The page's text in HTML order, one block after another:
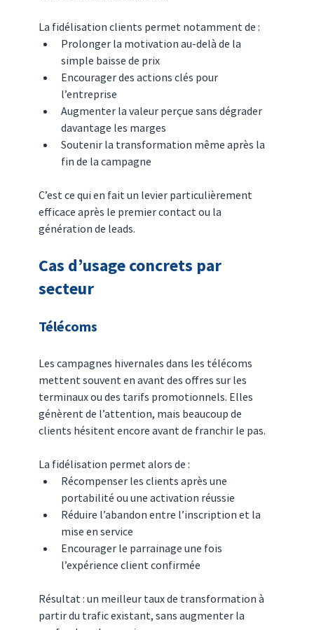
La fidélisation clients permet notamment de :
Prolonger la motivation au-delà de la
simple baisse de prix
Encourager des actions clés pour
l’entreprise
Augmenter la valeur perçue sans dégrader
davantage les marges
Soutenir la transformation même après la
fin de la campagne
C’est ce qui en fait un levier particulièrement
efficace après le premier contact ou la
génération de leads.
Cas d’usage concrets par
secteur
Télécoms
Les campagnes hivernales dans les télécoms
mettent souvent en avant des offres sur les
terminaux ou des tarifs promotionnels. Elles
génèrent de l’attention, mais beaucoup de
clients hésitent encore avant de franchir le pas.
La fidélisation permet alors de :
Récompenser les clients après une
portabilité ou une activation réussie
Réduire l’abandon entre l’inscription et la
mise en service
Encourager le parrainage une fois
l’expérience client confirmée
Résultat : un meilleur taux de transformation à
partir du trafic existant, sans augmenter la